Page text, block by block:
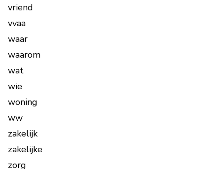
vriend
vvaa
waar
waarom
wat
wie
woning
ww
zakelijk
zakelijke
zorg